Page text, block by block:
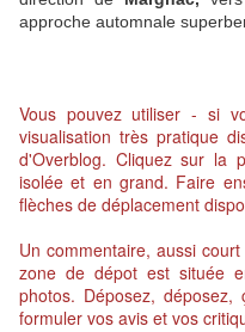
approche automnale
Vous pouvez utiliser - si
visualisation très pratique
d'Overblog. Cliquez sur la
isolée et en grand. Faire
flèches de déplacement
Un commentaire, aussi
zone de dépot est située
photos. Déposez,
formuler vos avis et vos